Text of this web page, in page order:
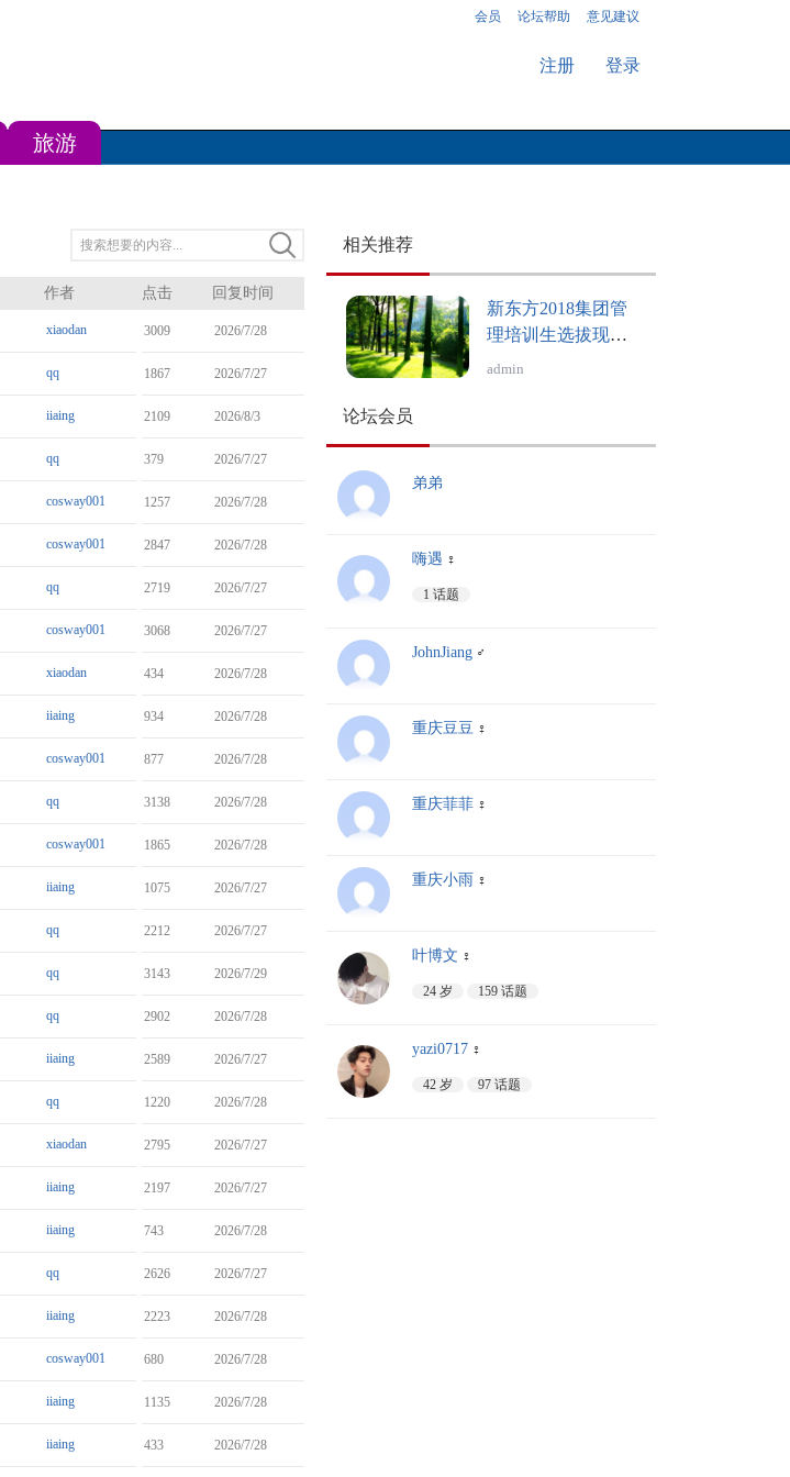
会员 论坛帮助 意见建议
注册 登录
旅游
作者 点击 回复时间
xiaodan 3009 2026/7/28
qq 1867 2026/7/27
iiaing 2109 2026/8/3
qq 379 2026/7/27
cosway001 1257 2026/7/28
cosway001 2847 2026/7/28
qq 2719 2026/7/27
cosway001 3068 2026/7/27
xiaodan 434 2026/7/28
iiaing 934 2026/7/28
cosway001 877 2026/7/28
qq 3138 2026/7/28
cosway001 1865 2026/7/28
iiaing 1075 2026/7/27
qq 2212 2026/7/27
qq 3143 2026/7/29
qq 2902 2026/7/28
iiaing 2589 2026/7/27
qq 1220 2026/7/28
xiaodan 2795 2026/7/27
iiaing 2197 2026/7/27
iiaing 743 2026/7/28
qq 2626 2026/7/27
iiaing 2223 2026/7/28
cosway001 680 2026/7/28
iiaing 1135 2026/7/28
iiaing 433 2026/7/28
相关推荐
新东方2018集团管
理培训生选拔现已
火热启动
admin
论坛会员
弟弟
嗨遇 ♀
1 话题
JohnJiang ♂
重庆豆豆 ♀
重庆菲菲 ♀
重庆小雨 ♀
叶博文 ♀
24 岁 159 话题
yazi0717 ♀
42 岁 97 话题